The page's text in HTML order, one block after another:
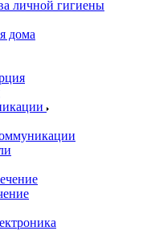
личной гигиены
дома